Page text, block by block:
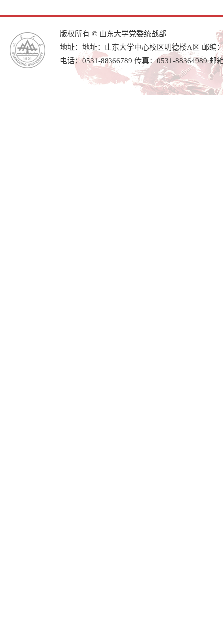
版权所有 © 山东大学党委统战部
地址：地址：山东大学中心校区明德楼A区 邮编
电话：0531-88366789 传真：0531-88364989 邮